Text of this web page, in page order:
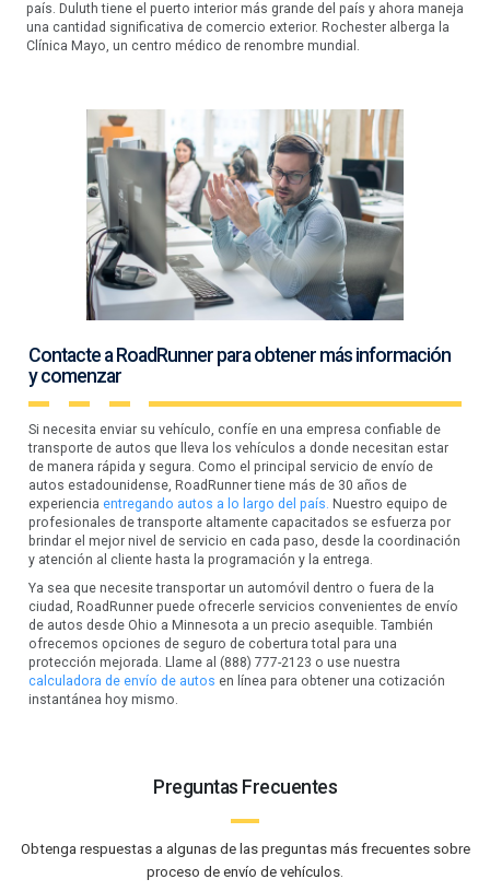
país. Duluth tiene el puerto interior más grande del país y ahora maneja
una cantidad significativa de comercio exterior. Rochester alberga la
Clínica Mayo, un centro médico de renombre mundial.
Contacte a RoadRunner para obtener más información
y comenzar
Si necesita enviar su vehículo, confíe en una empresa confiable de
transporte de autos que lleva los vehículos a donde necesitan estar
de manera rápida y segura. Como el principal servicio de envío de
autos estadounidense, RoadRunner tiene más de 30 años de
experienciaentregando autos a lo largo del país. Nuestro equipo de
profesionales de transporte altamente capacitados se esfuerza por
brindar el mejor nivel de servicio en cada paso, desde la coordinación
y atención al cliente hasta la programación y la entrega.
Ya sea que necesite transportar un automóvil dentro o fuera de la
ciudad, RoadRunner puede ofrecerle servicios convenientes de envío
de autos desde Ohio a Minnesota a un precio asequible. También
ofrecemos opciones de seguro de cobertura total para una
protección mejorada. Llame al (888) 777-2123 o use nuestra
calculadora de envío de autos en línea para obtener una cotización
instantánea hoy mismo.
Preguntas Frecuentes
Obtenga respuestas a algunas de las preguntas más frecuentes sobre
proceso de envío de vehículos.